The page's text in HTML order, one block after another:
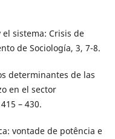
el sistema: Crisis de
de Sociología, 3, 7-8.
determinantes de las
en el sector
– 430.
vontade de potência e